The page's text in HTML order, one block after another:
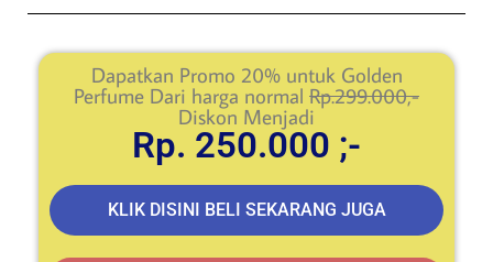
Dapatkan Promo 20% untuk Golden
Perfume Dari harga normal Rp.299.000,-
Diskon Menjadi
Rp. 250.000 ;-
KLIK DISINI BELI SEKARANG JUGA